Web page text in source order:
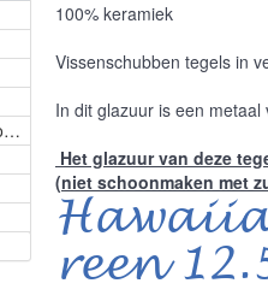
Natuursteen Wandtegel / Vloertegel
100% keramiek
Vissenschubben tegels in
In dit glazuur is een
Het glazuur van deze
(niet schoonmaken met
reen